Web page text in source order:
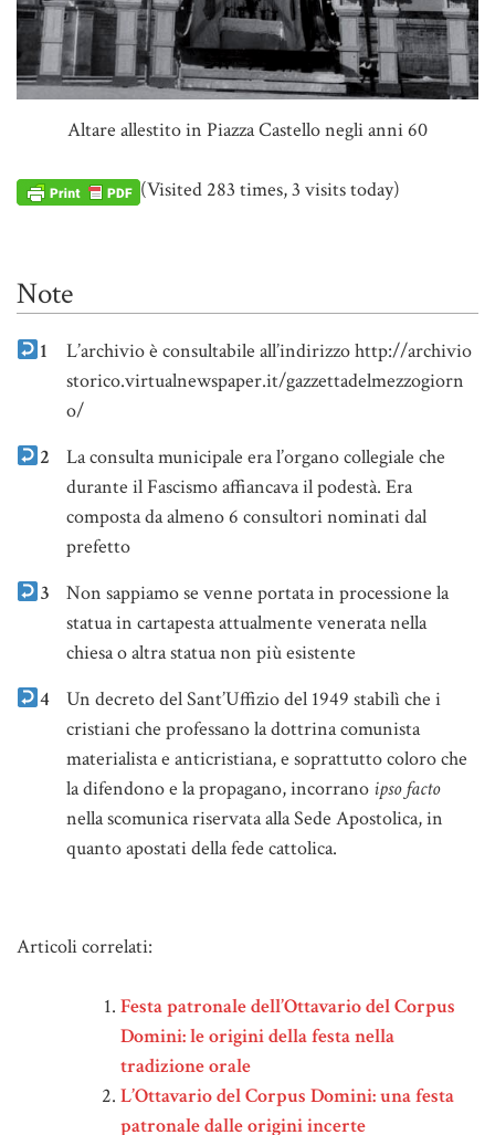
Altare allestito in Piazza Castello negli anni 60
(Visited 283 times, 3 visits today)
Note
1 L’archivio è consultabile all’indirizzohttp://archivio
storico.virtualnewspaper.it/gazzettadelmezzogiorn
o/
2
La consulta municipale era l’organo collegiale che
durante il Fascismo affiancava il podestà. Era
composta da almeno 6 consultori nominati dal
prefetto
3
Non sappiamo se venne portata in processione la
statua in cartapesta attualmente venerata nella
chiesa o altra statua non più esistente
4
Un decreto del Sant’Uffizio del 1949 stabilì che i
cristiani che professano la dottrina comunista
materialista e anticristiana, e soprattutto coloro che
la difendono e la propagano, incorrano ipso facto
nella scomunica riservata alla Sede Apostolica, in
quanto apostati della fede cattolica.
Articoli correlati:
Festa patronale dell’Ottavario del Corpus
Domini: le origini della festa nella
tradizione orale
L’Ottavario del Corpus Domini: una festa
patronale dalle origini incerte